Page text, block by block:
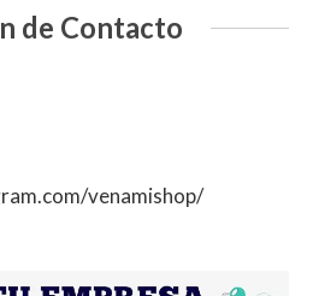
de Contacto
venamishop/